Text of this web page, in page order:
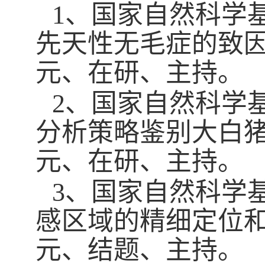
1、国家自然科学
先天性无毛症的致
元、在研、主持。
2、国家自然科学
分析策略鉴别大白
元、在研、主持。
3、国家自然科学
感区域的精细定位
元、结题、主持。